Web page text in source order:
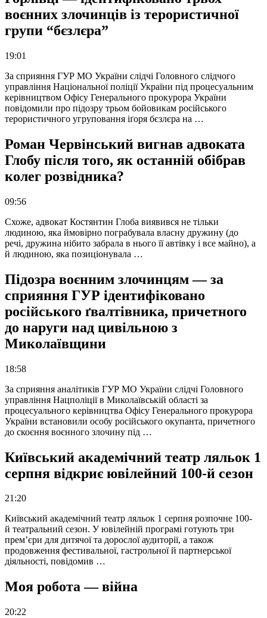
воєнних злочинців із терористичної
групи “бєзлєра”
19:01
За сприяння ГУР МО України слідчі Головного слідчого
управління Національної поліції України під процесуальним
керівництвом Офісу Генерального прокурора України
повідомили про підозру трьом бойовикам російського
терористичного угруповання іґоря бєзлєра на …
Роман Червінський вигнав адвоката
Глобу після того, як останній обібрав
колег розвідника?
09:56
Схоже, адвокат Костянтин Глоба виявився не тільки
людиною, яка ймовірно пограбувала власну дружину (до
речі, дружина нібито забрала в нього її автівку і все майно), а
й людиною, яка позиціонувала …
Підозра воєнним злочинцям — за
сприяння ГУР ідентифіковано
російського ґвалтівника, причетного
до наруги над цивільною з
Миколаївщини
18:58
За сприяння аналітиків ГУР МО України слідчі Головного
управління Нацполіції в Миколаївській області за
процесуального керівництва Офісу Генерального прокурора
України встановили особу російського окупанта, причетного
до скоєння воєнного злочину під …
Київський академічний театр ляльок 1
серпня відкриє ювілейний 100-й сезон
21:20
Київський академічний театр ляльок 1 серпня розпочне 100-
й театральний сезон. У ювілейній програмі готують три
прем’єри для дитячої та дорослої аудиторії, а також
продовження фестивальної, гастрольної й партнерської
діяльності, повідомив …
Моя робота — війна
20:22